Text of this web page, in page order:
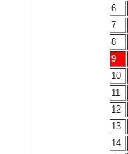
6
7
8
9
10
11
12
13
14